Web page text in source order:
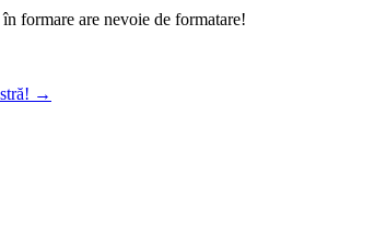
formare are nevoie de formatare!
→